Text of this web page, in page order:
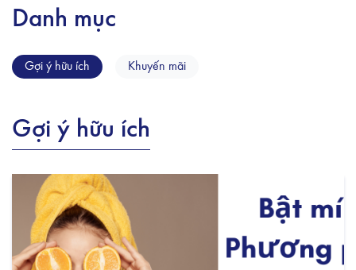
Danh mục
Gợi ý hữu ích Khuyến mãi
Gợi ý hữu ích